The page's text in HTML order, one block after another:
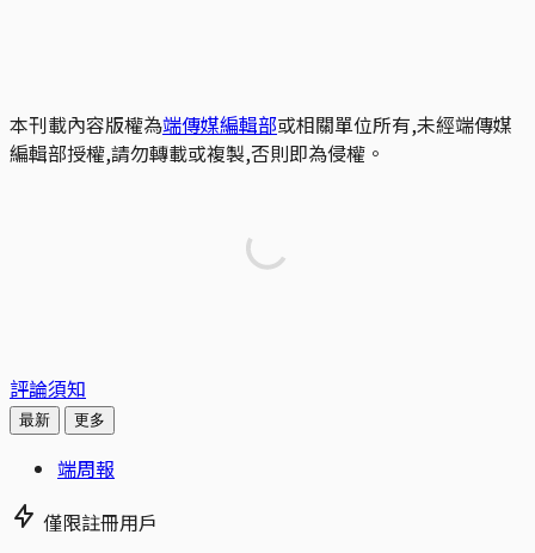
本刊載內容版權為端傳媒編輯部或相關單位所有,未經端傳媒
編輯部授權,請勿轉載或複製,否則即為侵權。
評論須知
最新 更多
端周報
僅限註冊用戶